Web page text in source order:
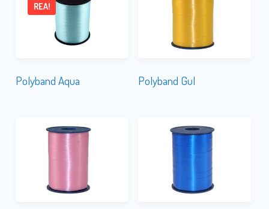
Polyband Aqua
REA!
Polyband Gul